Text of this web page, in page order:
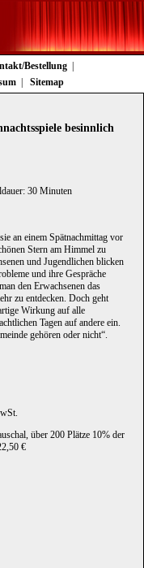
Bestellung
Sitemap
besinnlich
30 Minuten
an einem Spätnachmittag vor
Stern am Himmel zu
und Jugendlichen blicken
und ihre Gespräche
den Erwachsenen das
zu entdecken. Doch geht
Wirkung auf alle
Tagen auf andere ein.
gehören oder nicht“.
über 200 Plätze 10% der
€